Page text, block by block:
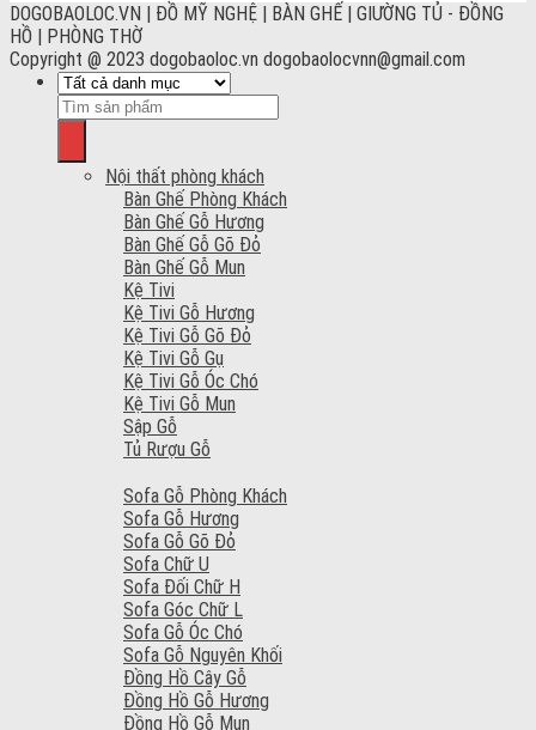
DOGOBAOLOC.VN | ĐỒ MỸ NGHỆ | BÀN GHẾ | GIƯỜNG TỦ - ĐỒNG
HỒ | PHÒNG THỜ
Copyright @ 2023 dogobaoloc.vn dogobaolocvnn@gmail.com
Nội thất phòng khách
Bàn Ghế Phòng Khách
Bàn Ghế Gỗ Hương
Bàn Ghế Gỗ Gõ Đỏ
Bàn Ghế Gỗ Mun
Kệ Tivi
Kệ Tivi Gỗ Hương
Kệ Tivi Gỗ Gõ Đỏ
Kệ Tivi Gỗ Gụ
Kệ Tivi Gỗ Óc Chó
Kệ Tivi Gỗ Mun
Sập Gỗ
Tủ Rượu Gỗ
Sofa Gỗ Phòng Khách
Sofa Gỗ Hương
Sofa Gỗ Gõ Đỏ
Sofa Chữ U
Sofa Đối Chữ H
Sofa Góc Chữ L
Sofa Gỗ Óc Chó
Sofa Gỗ Nguyên Khối
Đồng Hồ Cây Gỗ
Đồng Hồ Gỗ Hương
Đồng Hồ Gỗ Mun